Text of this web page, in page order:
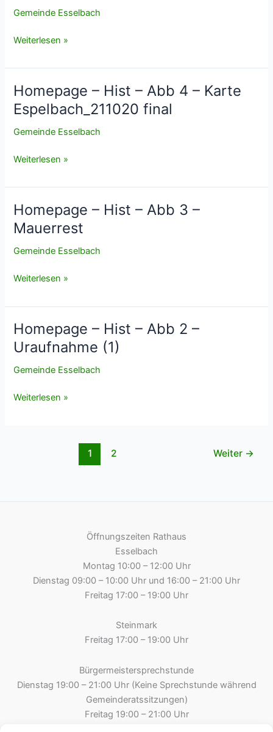
–
Gemeinde Esselbach
Homepage
Hist
–
Abb
5
–
05-
Weiterlesen »
Homepage – Hist – Abb 4 – Karte
Espelbach_211020 final
Gemeinde Esselbach
Homepage
Hist
–
Abb
4
–
Espelbach_211020
Weiterlesen »
Homepage – Hist – Abb 3 –
Mauerrest
Gemeinde Esselbach
Homepage
Hist
–
Abb
3
–
Weiterlesen »
Homepage – Hist – Abb 2 –
Uraufnahme (1)
Gemeinde Esselbach
Homepage
Weiterlesen »
1 2 Weiter →
Öffnungszeiten Rathaus
Esselbach
Montag 10:00 – 12:00 Uhr
Dienstag 09:00 – 10:00 Uhr und 16:00 – 21:00 Uhr
Freitag 17:00 – 19:00 Uhr
Steinmark
Freitag 17:00 – 19:00 Uhr
Bürgermeistersprechstunde
Dienstag 19:00 – 21:00 Uhr (Keine Sprechstunde während
Gemeinderatssitzungen)
Freitag 19:00 – 21:00 Uhr